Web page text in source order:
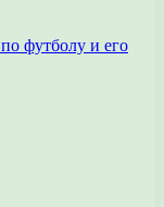
футболу и его